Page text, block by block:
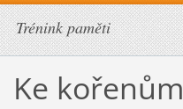
Trénink paměti
Ke kořenům